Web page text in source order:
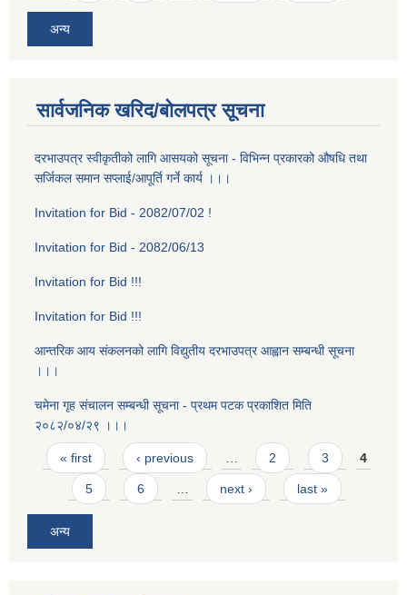
अन्य
सार्वजनिक खरिद/बोलपत्र सूचना
दरभाउपत्र स्वीकृतीको लागि आसयको सूचना - विभिन्न प्रकारको औषधि तथा
सर्जिकल समान सप्लाई/आपूर्ति गर्ने कार्य ।।।
Invitation for Bid - 2082/07/02 !
Invitation for Bid - 2082/06/13
Invitation for Bid !!!
Invitation for Bid !!!
आन्तरिक आय संकलनको लागि विद्युतीय दरभाउपत्र आह्वान सम्बन्धी सूचना
।।।
चमेना गृह स‌ंचालन सम्बन्धी सूचना - प्रथम पटक प्रकाशित मिति
२०८२/०४/२९ ।।।
Pages
« first ‹ previous … 2 3 4
5 6 … next › last »
अन्य